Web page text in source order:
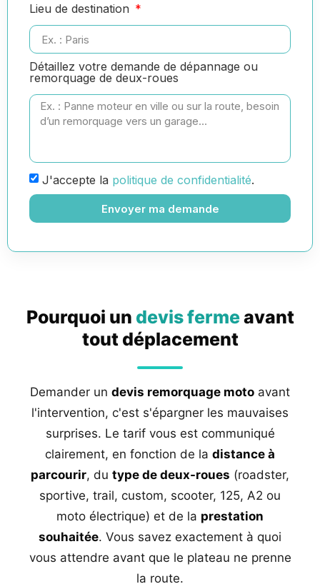
Lieu de destination
Détaillez votre demande de dépannage ou
remorquage de deux-roues
J'accepte la politique de confidentialité.
Envoyer ma demande
Pourquoi un devis fermeavant
tout déplacement
Demander un devis remorquage moto avant
l'intervention, c'est s'épargner les mauvaises
surprises. Le tarif vous est communiqué
clairement, en fonction de la distance à
parcourir, du type de deux-roues (roadster,
sportive, trail, custom, scooter, 125, A2 ou
moto électrique) et de la prestation
souhaitée. Vous savez exactement à quoi
vous attendre avant que le plateau ne prenne
la route.